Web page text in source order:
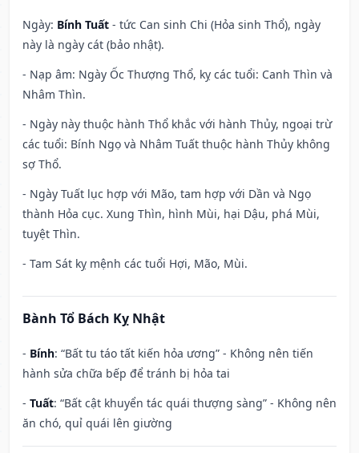
Ngày: Bính Tuất - tức Can sinh Chi (Hỏa sinh Thổ), ngày
này là ngày cát (bảo nhật).
- Nạp âm: Ngày Ốc Thượng Thổ, kỵ các tuổi: Canh Thìn và
Nhâm Thìn.
- Ngày này thuộc hành Thổ khắc với hành Thủy, ngoại trừ
các tuổi: Bính Ngọ và Nhâm Tuất thuộc hành Thủy không
sợ Thổ.
- Ngày Tuất lục hợp với Mão, tam hợp với Dần và Ngọ
thành Hỏa cục. Xung Thìn, hình Mùi, hại Dậu, phá Mùi,
tuyệt Thìn.
- Tam Sát kỵ mệnh các tuổi Hợi, Mão, Mùi.
Bành Tổ Bách Kỵ Nhật
- Bính: “Bất tu táo tất kiến hỏa ương” - Không nên tiến
hành sửa chữa bếp để tránh bị hỏa tai
- Tuất: “Bất cật khuyển tác quái thượng sàng” - Không nên
ăn chó, quỉ quái lên giường